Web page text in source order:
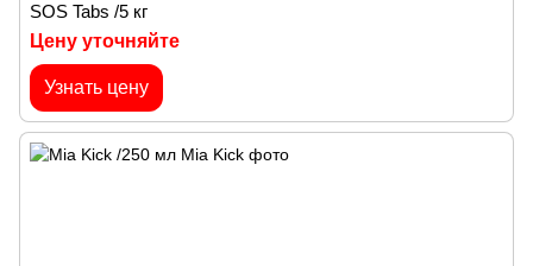
SOS Tabs /5 кг
Цену уточняйте
Узнать цену